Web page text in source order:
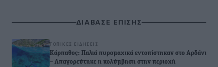
ΔΙΑΒΑΣΕ ΕΠΙΣΗΣ
ΤΟΠΙΚΈΣ ΕΙΔΉΣΕΙΣ
Κάρπαθος: Παλιά πυρομαχικά εντοπίστηκαν στο Αρδάνι
– Απαγορεύτηκε η κολύμβηση στην περιοχή